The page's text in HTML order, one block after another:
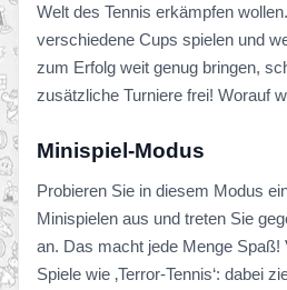
Welt des Tennis erkämpfen
verschiedene Cups spielen und
zum Erfolg weit genug bringen,
zusätzliche Turniere frei! Worauf
Minispiel-Modus
Probieren Sie in diesem Modus
Minispielen aus und treten Sie
an. Das macht jede Menge
Spiele wie ‚Terror-Tennis‘: dabei